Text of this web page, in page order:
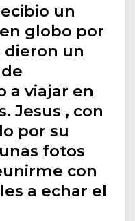
un
globo por
dieron un
a viajar en
Jesus , con
por su
fotos
con
a echar el